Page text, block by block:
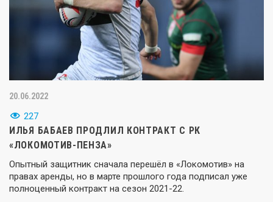
20.06.2022
227
ИЛЬЯ БАБАЕВ ПРОДЛИЛ КОНТРАКТ С РК
«ЛОКОМОТИВ-ПЕНЗА»
Опытный защитник сначала перешёл в «Локомотив» на
правах аренды, но в марте прошлого года подписал уже
полноценный контракт на сезон 2021-22.